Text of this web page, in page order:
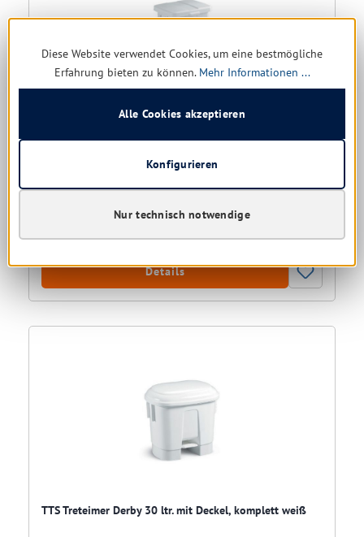
noch 2 verfügbar, Lieferzeit: 1-5 Tage
46,35 €
Details
TTS Treteimer Derby 30 ltr. mit Deckel, komplett weiß
Diese Website verwendet Cookies, um eine bestmögliche
Erfahrung bieten zu können. Mehr Informationen ...
Nur technisch notwendige
Konfigurieren
Alle Cookies akzeptieren